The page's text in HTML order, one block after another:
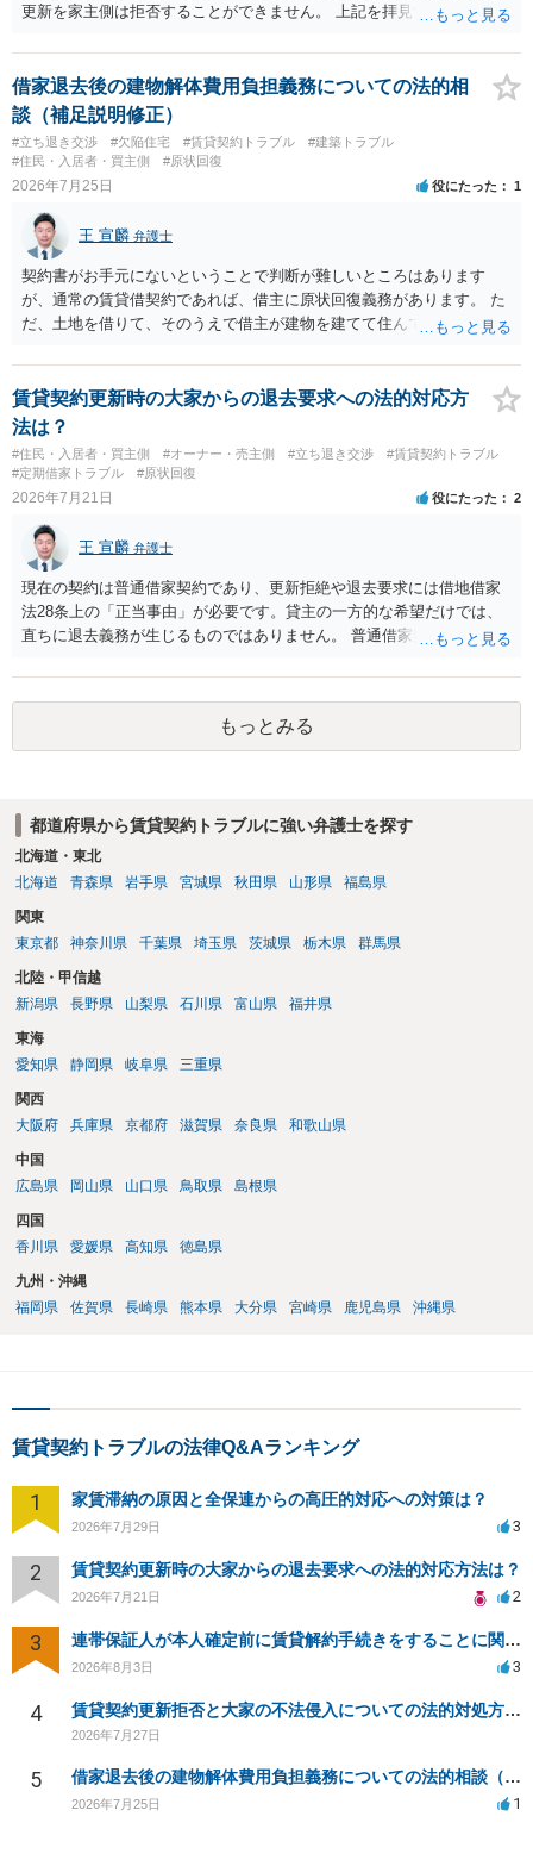
更新を家主側は拒否することができません。 上記を拝見する限り、通
定期確認させてもらないこと」が直ちに正当事由に当たるとは思えま
せんので、更新拒絶を拒否される方向性でよろしいかと存じます。 そ
の交渉の中で、一定の金銭をもらえれば退去には応じる旨交渉をして
みるのはいかがでしょうか。 過去に賃借人の許可なく無断で賃貸人が
入室する行為自体は不法行為となり、また刑事的にも住居侵入罪が成
立する可能性がありますので、これを理由に一定の金銭賠償を求める
借家退去後の建物解体費用負担義務についての法的相
談（補足説明修正）
#立ち退き交渉 #欠陥住宅 #賃貸契約トラブル
#建築トラブル
#住民・入居者・買主側
#原状回復
2026年7月25日 役にたった 1
王 宣麟 弁護士
契約書がお手元にないということで判断が難しいところはあります
が、通常の賃貸借契約であれば、借主に原状回復義務があります。 た
だ、土地を借りて、そのうえで借主が建物を建てて住んでいたケース
であれば、建物を収去して土地を明渡す義務は原則生じないはずで
す。 その後、建物を平屋に立て替えた場合であっても、貸主の承諾を
得ているのであれば、単純に費用を捻出した側に平屋の所有権が帰属
する、という話になるわけでもないように思います。 そのため、現
状、解体費用を負担することが明確な案件ではないため、まずは相手
に請求の根拠（なぜ当方が平屋の解体費用を負担しなければならない
賃貸契約更新時の大家からの退去要求への法的対応方
法は？
#住民・入居者・買主側 #オーナー・売主側 #立ち退き交渉
#賃貸契約トラブル
#定期借家トラブル
#原状回復
2026年7月21日 役にたった 2
王 宣麟 弁護士
現在の契約は普通借家契約であり、更新拒絶や退去要求には借地借家
法28条上の「正当事由」が必要です。貸主の一方的な希望だけでは、
直ちに退去義務が生じるものではありません。 普通借家契約から定期
新たな定期借家契約を締結する形になりますが、これは任意の合意が
前提であり、借主が同意しなければ成立しません。 12年間の居住実
績、子どもの学校や地域とのつながり、転居費用の準備が困難な事情
などは、借主側の強い居住継続の必要性として正当事由判断において
れます。 建物が未登記であること自体は、賃貸借契約の有効性を直ち
に否定するものではなく、引渡しがされていれば賃貸借の効力は原則
有効とされています。 今後の交渉では、①現在は普通借家契約が継続
（誰が所有者で誰が実際に住む予定か等）を具体的に書面で説明して
ほしいこと、③自分たちの居住継続の必要性を丁寧に伝えること、を
基本方針としたうえで、仮に一定時期の退去を検討する場合には、立
成することが重要です。 契約書では、更新条項・解除条項・期間の定
め・定期借家に関する記載の有無、これまでの更新時の合意内容
（「今回で最後」などの文言）が、借主不利な特約として無効になり
容を十分に確認し、不明点は弁護士に相談することをおすすめしま
す。
もっとみる
都道府県から賃貸契約トラブルに強い弁護士を探す
北海道・東北
北海道
青森県 岩手県 宮城県 秋田県 山形県 福島県
関東
東京都
神奈川県 千葉県 埼玉県 茨城県 栃木県 群馬県
北陸・甲信越
新潟県
長野県 山梨県 石川県 富山県 福井県
東海
愛知県
静岡県 岐阜県 三重県
関西
大阪府
兵庫県 京都府 滋賀県 奈良県 和歌山県
中国
広島県
岡山県 山口県 鳥取県 島根県
四国
香川県
愛媛県 高知県 徳島県
九州・沖縄
福岡県
佐賀県 長崎県 熊本県 大分県 宮崎県 鹿児島県 沖縄県
賃貸契約トラブルの法律Q&Aランキング
1 家賃滞納の原因と全保連からの高圧的対応への対策は？
2026年7月29日 3
2 賃貸契約更新時の大家からの退去要求への法的対応方法は？
2026年7月21日 2
3 連帯保証人が本人確定前に賃貸解約手続きをすることに関して
2026年8月3日 3
4 賃貸契約更新拒否と大家の不法侵入についての法的対処方法は？
2026年7月27日
5 借家退去後の建物解体費用負担義務についての法的相談（補足説明修正）
2026年7月25日 1